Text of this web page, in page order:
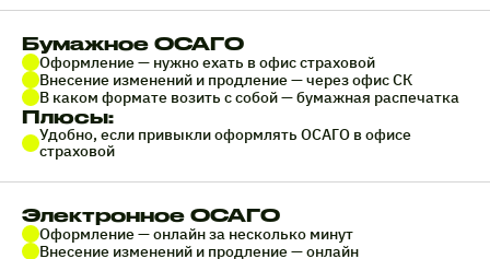
Бумажное ОСАГО
Оформление — нужно ехать в офис страховой
Внесение изменений и продление — через офис СК
В каком формате возить с собой — бумажная распечатка
Плюсы:
Удобно, если привыкли оформлять ОСАГО в офисе
страховой
Электронное ОСАГО
Оформление — онлайн за несколько минут
Внесение изменений и продление — онлайн